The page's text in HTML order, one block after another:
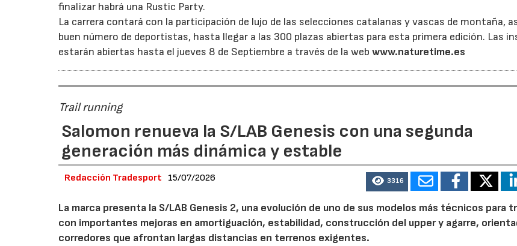
finalizar habrá una Rustic Party.
La carrera contará con la participación de lujo de las selecciones catalanas y vascas de montaña,
buen número de deportistas, hasta llegar a las 300 plazas abiertas para esta primera edición. Las
estarán abiertas hasta el jueves 8 de Septiembre a través de la webwww.naturetime.es
Trail running
Salomon renueva la S/LAB Genesis con una segunda
generación más dinámica y estable
Redacción Tradesport 15/07/2026 3316
La marca presenta la S/LAB Genesis 2, una evolución de uno de sus modelos más técnicos para
con importantes mejoras en amortiguación, estabilidad, construcción del upper y agarre,
corredores que afrontan largas distancias en terrenos exigentes.